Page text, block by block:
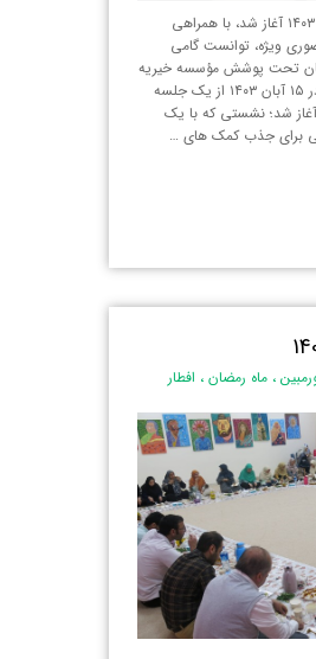
پویش "آغوشی از نور" که از نیمه آبان ۱۴۰۳ آغاز شد، با همراهی
ویژه، توانست گامی
تحت پوشش مؤسسه خیریه
نورمبین بردارد . قصه "آغوشی از نور" در ۱۵ آبان ۱۴۰۳ از یک جلسه
شد؛ نشستی که با یک
برای جذب کمک های …
، ماه رمضان، افطار